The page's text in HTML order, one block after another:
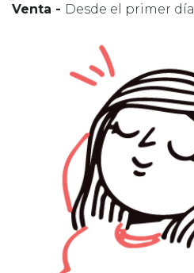
Venta - Desde el primer día